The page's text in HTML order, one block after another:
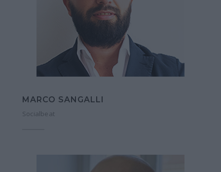
MARCO SANGALLI
Socialbeat